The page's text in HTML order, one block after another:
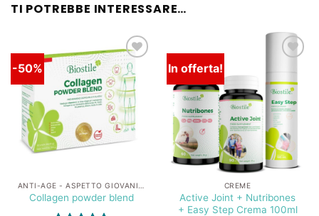
TI POTREBBE INTERESSARE…
-50%
Lista
dei
desideri
Collagen powder blend
In offerta!
desideri
CREME
Active Joint + Nutribones
+ Easy Step Crema 100ml